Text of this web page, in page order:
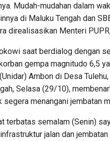
Mudah-mudahan dalam
di Maluku Tengah dan
direalisasikan Menteri
saat berdialog dengan
gempa magnitudo 6,5
Ambon di Desa
Selasa (29/10),
segera menangani jembatan
terbatas semalam (Senin)
jalan dan